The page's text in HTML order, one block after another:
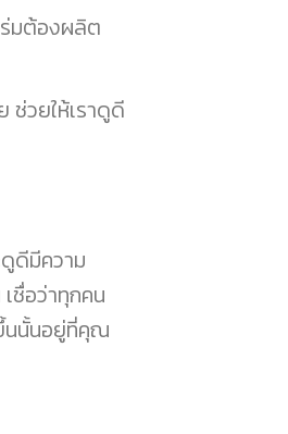
มต้องผลิต
ช่วยให้เราดูดี
ดีมีความ
ชื่อว่าทุกคน
นนั้นอยู่ที่คุณ